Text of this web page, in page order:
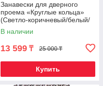
Занавески для дверного
проема «Круглые кольца»
(Светло-коричневый/белый/
темно-коричневый)
В наличии
13 599 ₸ 25 000 ₸
Купить